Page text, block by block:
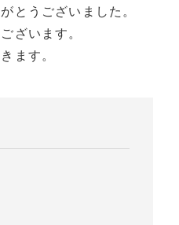
とうございました。
ざいます。
ます。